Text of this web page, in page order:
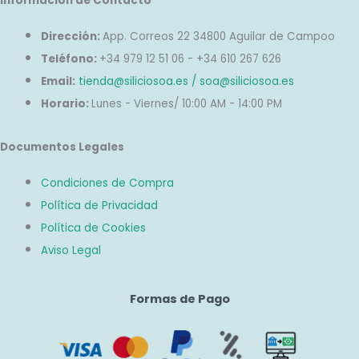
Dirección: App. Correos 22 34800 Aguilar de Campoo
Teléfono: +34 979 12 51 06 - +34 610 267 626
Email: tienda@siliciosoa.es / soa@siliciosoa.es
Horario: Lunes - Viernes/ 10:00 AM - 14:00 PM
Documentos Legales
Condiciones de Compra
Política de Privacidad
Política de Cookies
Aviso Legal
Formas de Pago